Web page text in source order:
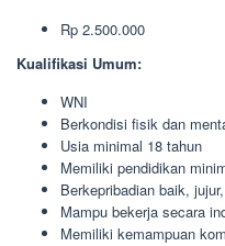
Rp 2.500.000
Kualifikasi Umum:
WNI
Berkondisi fisik dan
Usia minimal 18 tahun
Memiliki pendidikan
Berkepribadian baik,
Mampu bekerja secara
Memiliki kemampuan